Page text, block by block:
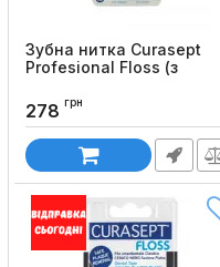
Зубна нитка Curasept
Profesional Floss (з
Код товару:
278 грн